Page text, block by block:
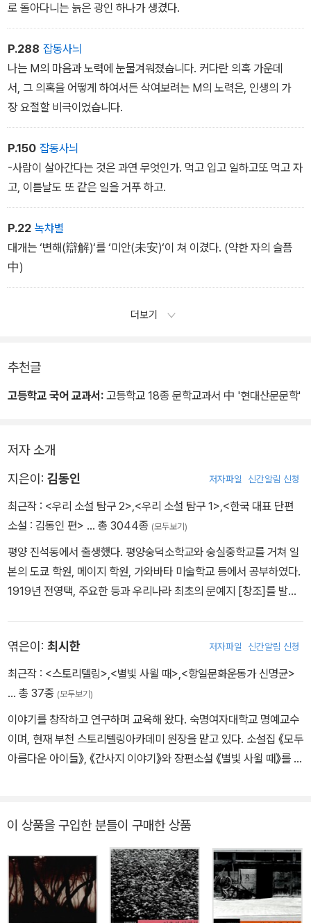
로 돌아다니는 늙은 광인 하나가 생겼다.
P.288 잡동사늬
나는 M의 마음과 노력에 눈물겨워졌습니다. 커다란 의혹 가운데
서, 그 의혹을 어떻게 하여서든 삭여보려는 M의 노력은, 인생의 가
장 요절할 비극이었습니다.
P.150 잡동사늬
-사람이 살아간다는 것은 과연 무엇인가. 먹고 입고 일하고또 먹고 자
고, 이튿날도 또 같은 일을 거푸 하고.
P.22 녹챠별
대개는 ‘변해(辯解)‘를 ‘미안(未安)‘이 쳐 이겼다. (약한 자의 슬픔
中)
더보기
추천글
고등학교 국어 교과서: 고등학교 18종 문학교과서 中 '현대산문문학'
저자 소개
지은이: 김동인 저자파일 신간알림 신청
최근작 : <우리 소설 탐구 2> <우리 소설 탐구 1> <한국 대표 단편
소설 : 김동인 편> … 총 3044종 (모두보기)
평양 진석동에서 출생했다. 평양숭덕소학교와 숭실중학교를 거쳐 일
본의 도쿄 학원, 메이지 학원, 가와바타 미술학교 등에서 공부하였다.
1919년 전영택, 주요한 등과 우리나라 최초의 문예지 [창조]를 발간
하여 간결하고 현대적인 문체로 문장 혁신에 공헌하였다. 1923년 첫
창작집 『목숨』을 출판하였고, 1930년 장편소설 『젊은 그들』 「광염
소나타」, 1932년 「발가락이 닮았다」, 「붉은 산」을 발표했다. 극심한
마에 시달리던 중 1939년 ‘성전 종군 작가’로 황국 위문을 떠났으나
1942년 불경죄로 옥고를 치르기도 했다. 1948년 장편 역사소설 『을
지문덕』과 단편 「망국인기」를 집필하던 중 생활고와 뇌막염, 동맥경
엮은이: 최시한 저자파일 신간알림 신청
최근작 : <스토리텔링> <별빛 사윌 때> <항일문화운동가 신명균>
… 총 37종 (모두보기)
이야기를 창작하고 연구하며 교육해 왔다. 숙명여자대학교 명예교수
이며, 현재 부천 스토리텔링아카데미 원장을 맡고 있다. 소설집 《모두
아름다운 아이들》, 《간사지 이야기》와 장편소설 《별빛 사윌 때》를 발
것인가》, 《소설의 해석과 교육》 등을 펴냈다. 작품 분석과 이론 모색
을 병행하고 교육방법도 제시하는 시도를 일반 산문으로 확장한 문해
력 책 《수필로 배우는 글읽기》를 지었다. 공저로 논픽션 《조강의 노
래-한강 하구의 역사문화 이야기》와 《항일문화운동가 신명균》이 있
다.
이 상품을 구입한 분들이 구매한 상품